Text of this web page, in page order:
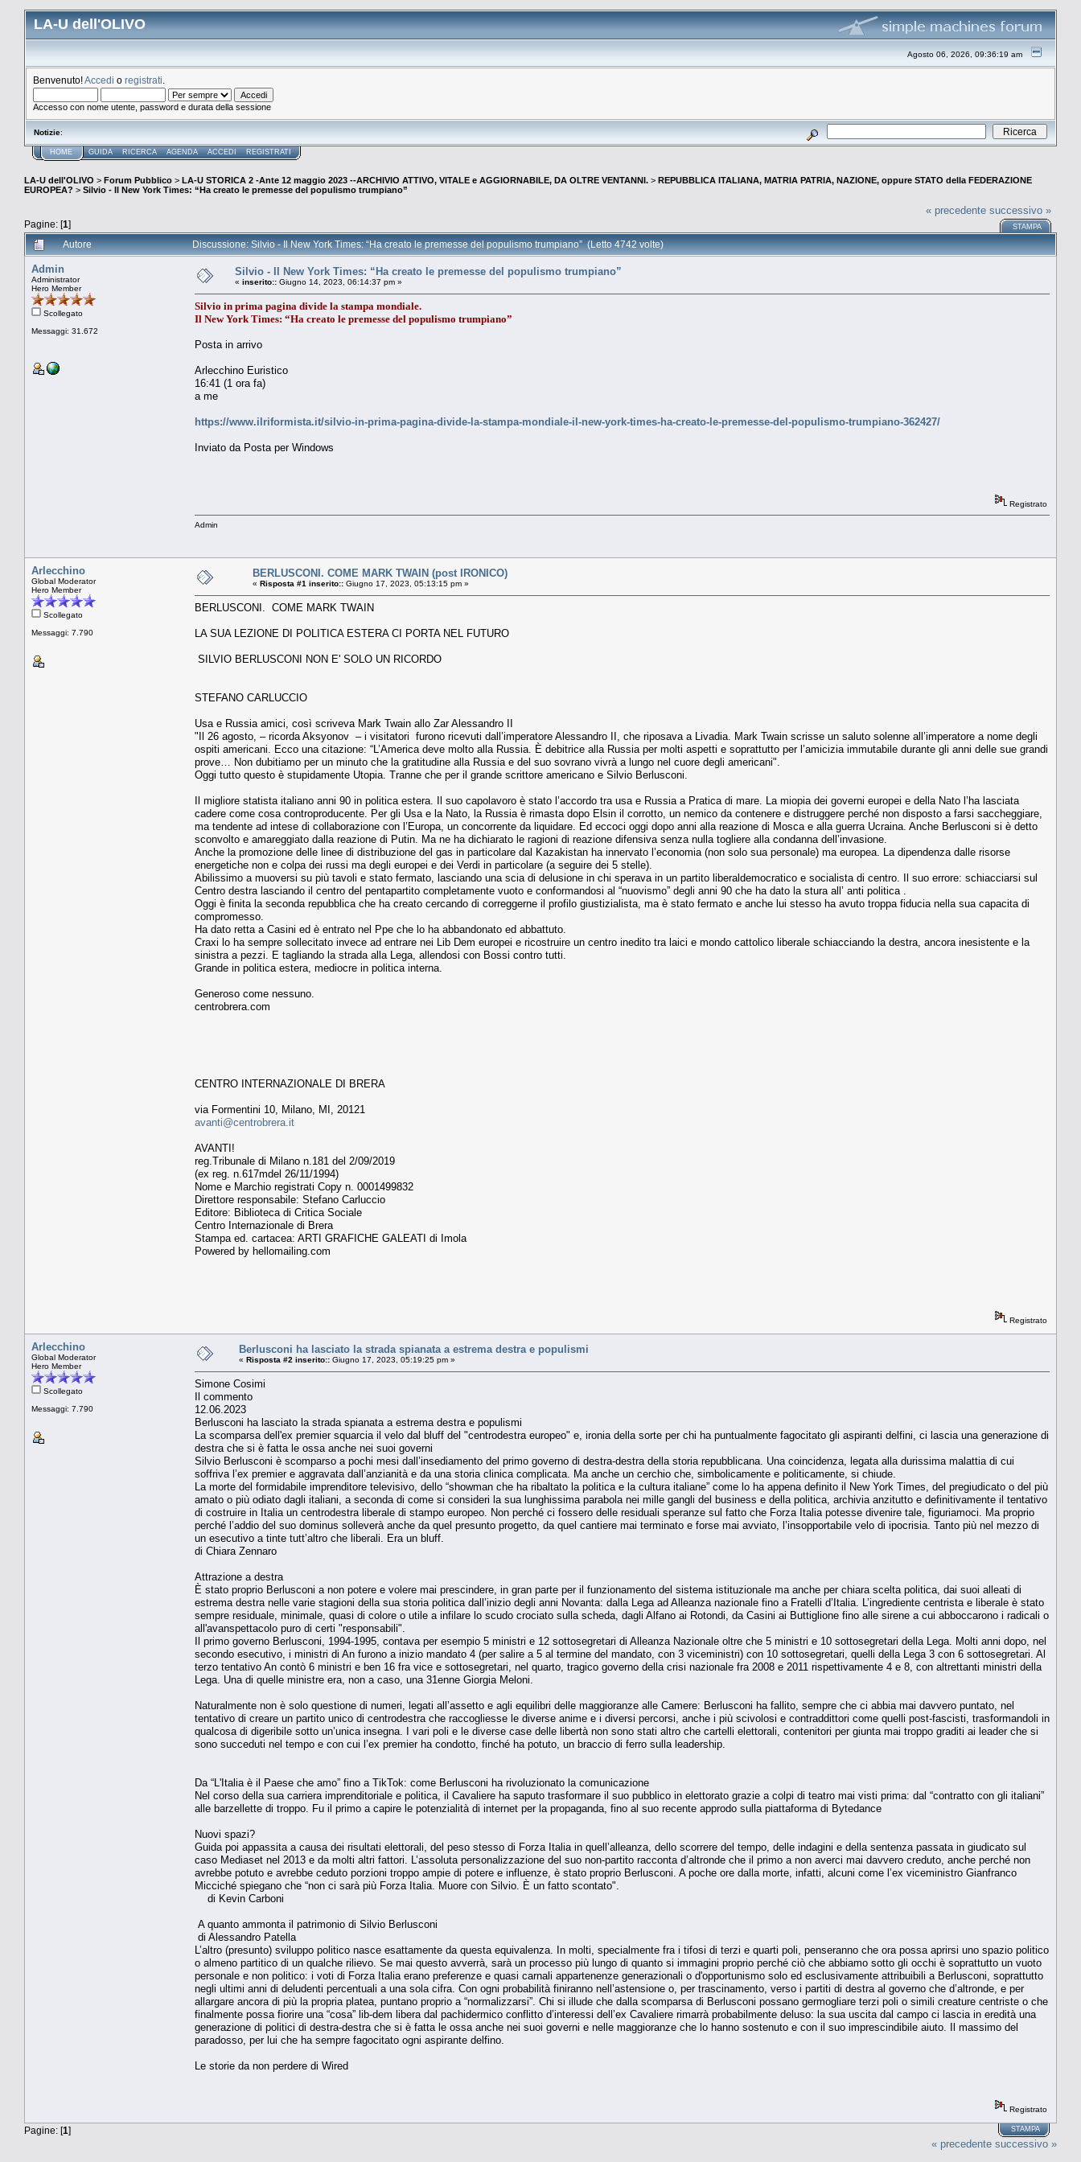
LA-U dell'OLIVO
Agosto 06, 2026, 09:36:19 am
Benvenuto!Accedi o registrati
Accesso con nome utente, password e durata della sessione
Notizie:
HOME GUIDA RICERCA AGENDA ACCEDI REGISTRATI
LA-U dell'OLIVO > Forum Pubblico > LA-U STORICA 2 -Ante 12 maggio 2023 --ARCHIVIO ATTIVO, VITALE e AGGIORNABILE, DA OLTRE VENTANNI. > REPUBBLICA ITALIANA, MATRIA PATRIA, NAZIONE, oppure STATO della FEDERAZIONE
EUROPEA? > Silvio - Il New York Times: “Ha creato le premesse del populismo trumpiano”
Pagine: [1]
« precedente successivo »
STAMPA
Autore Discussione: Silvio - Il New York Times: “Ha creato le premesse del populismo trumpiano” (Letto 4742 volte)
Admin
Administrator
Hero Member
Scollegato
Messaggi: 31.672
Silvio - Il New York Times: “Ha creato le premesse del populismo trumpiano”
« inserito:: Giugno 14, 2023, 06:14:37 pm »
Silvio in prima pagina divide la stampa mondiale.
Il New York Times: “Ha creato le premesse del populismo trumpiano”
Posta in arrivo
Arlecchino Euristico
16:41 (1 ora fa)
a me
https://www.ilriformista.it/silvio-in-prima-pagina-divide-la-stampa-mondiale-il-new-york-times-ha-creato-le-premesse-del-populismo-trumpiano-362427/
Inviato da Posta per Windows
Registrato
Admin
Arlecchino
Global Moderator
Hero Member
Scollegato
Messaggi: 7.790
BERLUSCONI. COME MARK TWAIN (post IRONICO)
« Risposta #1 inserito:: Giugno 17, 2023, 05:13:15 pm »
BERLUSCONI. COME MARK TWAIN
LA SUA LEZIONE DI POLITICA ESTERA CI PORTA NEL FUTURO
SILVIO BERLUSCONI NON E' SOLO UN RICORDO
STEFANO CARLUCCIO
Usa e Russia amici, così scriveva Mark Twain allo Zar Alessandro II
"Il 26 agosto, – ricorda Aksyonov – i visitatori furono ricevuti dall’imperatore Alessandro II, che riposava a Livadia. Mark Twain scrisse un saluto solenne all’imperatore a nome degli
ospiti americani. Ecco una citazione: “L’America deve molto alla Russia. È debitrice alla Russia per molti aspetti e soprattutto per l’amicizia immutabile durante gli anni delle sue grandi
prove… Non dubitiamo per un minuto che la gratitudine alla Russia e del suo sovrano vivrà a lungo nel cuore degli americani".
Oggi tutto questo è stupidamente Utopia. Tranne che per il grande scrittore americano e Silvio Berlusconi.
Il migliore statista italiano anni 90 in politica estera. Il suo capolavoro è stato l’accordo tra usa e Russia a Pratica di mare. La miopia dei governi europei e della Nato l’ha lasciata
cadere come cosa controproducente. Per gli Usa e la Nato, la Russia è rimasta dopo Elsin il corrotto, un nemico da contenere e distruggere perché non disposto a farsi saccheggiare,
ma tendente ad intese di collaborazione con l’Europa, un concorrente da liquidare. Ed eccoci oggi dopo anni alla reazione di Mosca e alla guerra Ucraina. Anche Berlusconi si è detto
sconvolto e amareggiato dalla reazione di Putin. Ma ne ha dichiarato le ragioni di reazione difensiva senza nulla togliere alla condanna dell’invasione.
Anche la promozione delle linee di distribuzione del gas in particolare dal Kazakistan ha innervato l’economia (non solo sua personale) ma europea. La dipendenza dalle risorse
energetiche non e colpa dei russi ma degli europei e dei Verdi in particolare (a seguire dei 5 stelle).
Abilissimo a muoversi su più tavoli e stato fermato, lasciando una scia di delusione in chi sperava in un partito liberaldemocratico e socialista di centro. Il suo errore: schiacciarsi sul
Centro destra lasciando il centro del pentapartito completamente vuoto e conformandosi al “nuovismo” degli anni 90 che ha dato la stura all’ anti politica .
Oggi è finita la seconda repubblica che ha creato cercando di correggerne il profilo giustizialista, ma è stato fermato e anche lui stesso ha avuto troppa fiducia nella sua capacita di
compromesso.
Ha dato retta a Casini ed è entrato nel Ppe che lo ha abbandonato ed abbattuto.
Craxi lo ha sempre sollecitato invece ad entrare nei Lib Dem europei e ricostruire un centro inedito tra laici e mondo cattolico liberale schiacciando la destra, ancora inesistente e la
sinistra a pezzi. E tagliando la strada alla Lega, allendosi con Bossi contro tutti.
Grande in politica estera, mediocre in politica interna.
Generoso come nessuno.
centrobrera.com
CENTRO INTERNAZIONALE DI BRERA
via Formentini 10, Milano, MI, 20121
avanti@centrobrera.it
AVANTI!
reg.Tribunale di Milano n.181 del 2/09/2019
(ex reg. n.617mdel 26/11/1994)
Nome e Marchio registrati Copy n. 0001499832
Direttore responsabile: Stefano Carluccio
Editore: Biblioteca di Critica Sociale
Centro Internazionale di Brera
Stampa ed. cartacea: ARTI GRAFICHE GALEATI di Imola
Powered by hellomailing.com
Registrato
Arlecchino
Global Moderator
Hero Member
Scollegato
Messaggi: 7.790
Berlusconi ha lasciato la strada spianata a estrema destra e populismi
« Risposta #2 inserito:: Giugno 17, 2023, 05:19:25 pm »
Simone Cosimi
Il commento
12.06.2023
Berlusconi ha lasciato la strada spianata a estrema destra e populismi
La scomparsa dell'ex premier squarcia il velo dal bluff del "centrodestra europeo" e, ironia della sorte per chi ha puntualmente fagocitato gli aspiranti delfini, ci lascia una generazione di
destra che si è fatta le ossa anche nei suoi governi
Silvio Berlusconi è scomparso a pochi mesi dall’insediamento del primo governo di destra-destra della storia repubblicana. Una coincidenza, legata alla durissima malattia di cui
soffriva l’ex premier e aggravata dall’anzianità e da una storia clinica complicata. Ma anche un cerchio che, simbolicamente e politicamente, si chiude.
La morte del formidabile imprenditore televisivo, dello “showman che ha ribaltato la politica e la cultura italiane” come lo ha appena definito il New York Times, del pregiudicato o del più
amato o più odiato dagli italiani, a seconda di come si consideri la sua lunghissima parabola nei mille gangli del business e della politica, archivia anzitutto e definitivamente il tentativo
di costruire in Italia un centrodestra liberale di stampo europeo. Non perché ci fossero delle residuali speranze sul fatto che Forza Italia potesse divenire tale, figuriamoci. Ma proprio
perché l’addio del suo dominus solleverà anche da quel presunto progetto, da quel cantiere mai terminato e forse mai avviato, l’insopportabile velo di ipocrisia. Tanto più nel mezzo di
un esecutivo a tinte tutt’altro che liberali. Era un bluff.
di Chiara Zennaro
Attrazione a destra
È stato proprio Berlusconi a non potere e volere mai prescindere, in gran parte per il funzionamento del sistema istituzionale ma anche per chiara scelta politica, dai suoi alleati di
estrema destra nelle varie stagioni della sua storia politica dall’inizio degli anni Novanta: dalla Lega ad Alleanza nazionale fino a Fratelli d’Italia. L’ingrediente centrista e liberale è stato
sempre residuale, minimale, quasi di colore o utile a infilare lo scudo crociato sulla scheda, dagli Alfano ai Rotondi, da Casini ai Buttiglione fino alle sirene a cui abboccarono i radicali o
all'avanspettacolo puro di certi "responsabili".
Il primo governo Berlusconi, 1994-1995, contava per esempio 5 ministri e 12 sottosegretari di Alleanza Nazionale oltre che 5 ministri e 10 sottosegretari della Lega. Molti anni dopo, nel
secondo esecutivo, i ministri di An furono a inizio mandato 4 (per salire a 5 al termine del mandato, con 3 viceministri) con 10 sottosegretari, quelli della Lega 3 con 6 sottosegretari. Al
terzo tentativo An contò 6 ministri e ben 16 fra vice e sottosegretari, nel quarto, tragico governo della crisi nazionale fra 2008 e 2011 rispettivamente 4 e 8, con altrettanti ministri della
Lega. Una di quelle ministre era, non a caso, una 31enne Giorgia Meloni.
Naturalmente non è solo questione di numeri, legati all’assetto e agli equilibri delle maggioranze alle Camere: Berlusconi ha fallito, sempre che ci abbia mai davvero puntato, nel
tentativo di creare un partito unico di centrodestra che raccogliesse le diverse anime e i diversi percorsi, anche i più scivolosi e contraddittori come quelli post-fascisti, trasformandoli in
qualcosa di digeribile sotto un’unica insegna. I vari poli e le diverse case delle libertà non sono stati altro che cartelli elettorali, contenitori per giunta mai troppo graditi ai leader che si
sono succeduti nel tempo e con cui l’ex premier ha condotto, finché ha potuto, un braccio di ferro sulla leadership.
Da “L'Italia è il Paese che amo” fino a TikTok: come Berlusconi ha rivoluzionato la comunicazione
Nel corso della sua carriera imprenditoriale e politica, il Cavaliere ha saputo trasformare il suo pubblico in elettorato grazie a colpi di teatro mai visti prima: dal “contratto con gli italiani”
alle barzellette di troppo. Fu il primo a capire le potenzialità di internet per la propaganda, fino al suo recente approdo sulla piattaforma di Bytedance
Nuovi spazi?
Guida poi appassita a causa dei risultati elettorali, del peso stesso di Forza Italia in quell’alleanza, dello scorrere del tempo, delle indagini e della sentenza passata in giudicato sul
caso Mediaset nel 2013 e da molti altri fattori. L’assoluta personalizzazione del suo non-partito racconta d’altronde che il primo a non averci mai davvero creduto, anche perché non
avrebbe potuto e avrebbe ceduto porzioni troppo ampie di potere e influenze, è stato proprio Berlusconi. A poche ore dalla morte, infatti, alcuni come l’ex viceministro Gianfranco
Micciché spiegano che “non ci sarà più Forza Italia. Muore con Silvio. È un fatto scontato".
di Kevin Carboni
A quanto ammonta il patrimonio di Silvio Berlusconi
di Alessandro Patella
L’altro (presunto) sviluppo politico nasce esattamente da questa equivalenza. In molti, specialmente fra i tifosi di terzi e quarti poli, penseranno che ora possa aprirsi uno spazio politico
o almeno partitico di un qualche rilievo. Se mai questo avverrà, sarà un processo più lungo di quanto si immagini proprio perché ciò che abbiamo sotto gli occhi è soprattutto un vuoto
personale e non politico: i voti di Forza Italia erano preferenze e quasi carnali appartenenze generazionali o d'opportunismo solo ed esclusivamente attribuibili a Berlusconi, soprattutto
negli ultimi anni di deludenti percentuali a una sola cifra. Con ogni probabilità finiranno nell’astensione o, per trascinamento, verso i partiti di destra al governo che d’altronde, e per
allargare ancora di più la propria platea, puntano proprio a “normalizzarsi”. Chi si illude che dalla scomparsa di Berlusconi possano germogliare terzi poli o simili creature centriste o che
finalmente possa fiorire una “cosa” lib-dem libera dal pachidermico conflitto d’interessi dell’ex Cavaliere rimarrà probabilmente deluso: la sua uscita dal campo ci lascia in eredità una
generazione di politici di destra-destra che si è fatta le ossa anche nei suoi governi e nelle maggioranze che lo hanno sostenuto e con il suo imprescindibile aiuto. Il massimo del
paradosso, per lui che ha sempre fagocitato ogni aspirante delfino.
Le storie da non perdere di Wired
Registrato
Pagine: [1] STAMPA
« precedente successivo »